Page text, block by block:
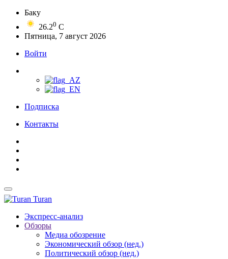
Баку
26.20 C
Пятница, 7 август 2026
Войти
Подписка
Контакты
Turan
Экспресс-анализ
Обзоры
Медиа обозрение
Экономический обзор (нед.)
Политический обзор (нед.)